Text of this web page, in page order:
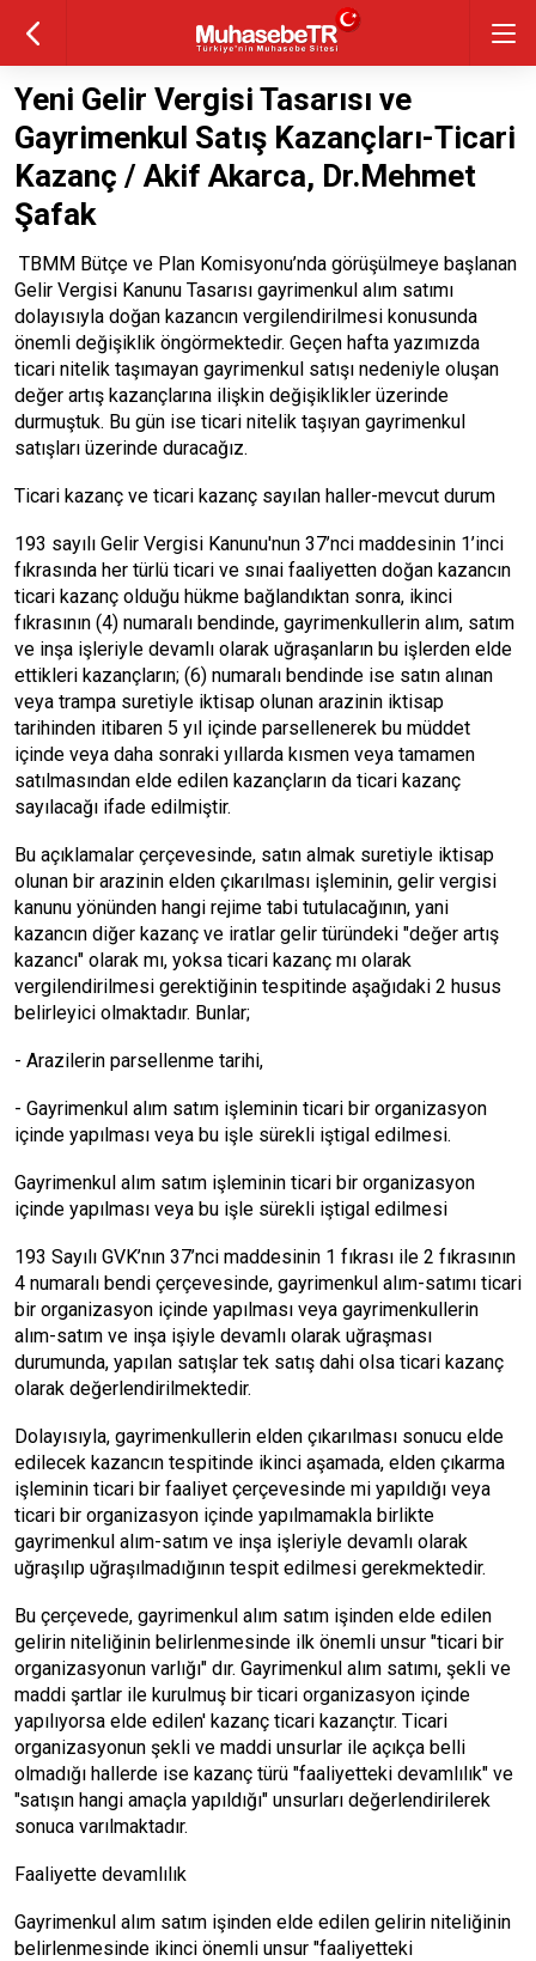
Yeni Gelir Vergisi Tasarısı ve
Gayrimenkul Satış Kazançları-Ticari
Kazanç / Akif Akarca, Dr.Mehmet
Şafak
TBMM Bütçe ve Plan Komisyonu’nda görüşülmeye başlanan
Gelir Vergisi Kanunu Tasarısı gayrimenkul alım satımı
dolayısıyla doğan kazancın vergilendirilmesi konusunda
önemli değişiklik öngörmektedir. Geçen hafta yazımızda
ticari nitelik taşımayan gayrimenkul satışı nedeniyle oluşan
değer artış kazançlarına ilişkin değişiklikler üzerinde
durmuştuk. Bu gün ise ticari nitelik taşıyan gayrimenkul
satışları üzerinde duracağız.
Ticari kazanç ve ticari kazanç sayılan haller-mevcut durum
193 sayılı Gelir Vergisi Kanunu'nun 37’nci maddesinin 1’inci
fıkrasında her türlü ticari ve sınai faaliyetten doğan kazancın
ticari kazanç olduğu hükme bağlandıktan sonra, ikinci
fıkrasının (4) numaralı bendinde, gayrimenkullerin alım, satım
ve inşa işleriyle devamlı olarak uğraşanların bu işlerden elde
ettikleri kazançların; (6) numaralı bendinde ise satın alınan
veya trampa suretiyle iktisap olunan arazinin iktisap
tarihinden itibaren 5 yıl içinde parsellenerek bu müddet
içinde veya daha sonraki yıllarda kısmen veya tamamen
satılmasından elde edilen kazançların da ticari kazanç
sayılacağı ifade edilmiştir.
Bu açıklamalar çerçevesinde, satın almak suretiyle iktisap
olunan bir arazinin elden çıkarılması işleminin, gelir vergisi
kanunu yönünden hangi rejime tabi tutulacağının, yani
kazancın diğer kazanç ve iratlar gelir türündeki "değer artış
kazancı" olarak mı, yoksa ticari kazanç mı olarak
vergilendirilmesi gerektiğinin tespitinde aşağıdaki 2 husus
belirleyici olmaktadır. Bunlar;
- Arazilerin parsellenme tarihi,
- Gayrimenkul alım satım işleminin ticari bir organizasyon
içinde yapılması veya bu işle sürekli iştigal edilmesi.
Gayrimenkul alım satım işleminin ticari bir organizasyon
içinde yapılması veya bu işle sürekli iştigal edilmesi
193 Sayılı GVK’nın 37’nci maddesinin 1 fıkrası ile 2 fıkrasının
4 numaralı bendi çerçevesinde, gayrimenkul alım-satımı ticari
bir organizasyon içinde yapılması veya gayrimenkullerin
alım-satım ve inşa işiyle devamlı olarak uğraşması
durumunda, yapılan satışlar tek satış dahi olsa ticari kazanç
olarak değerlendirilmektedir.
Dolayısıyla, gayrimenkullerin elden çıkarılması sonucu elde
edilecek kazancın tespitinde ikinci aşamada, elden çıkarma
işleminin ticari bir faaliyet çerçevesinde mi yapıldığı veya
ticari bir organizasyon içinde yapılmamakla birlikte
gayrimenkul alım-satım ve inşa işleriyle devamlı olarak
uğraşılıp uğraşılmadığının tespit edilmesi gerekmektedir.
Bu çerçevede, gayrimenkul alım satım işinden elde edilen
gelirin niteliğinin belirlenmesinde ilk önemli unsur "ticari bir
organizasyonun varlığı" dır. Gayrimenkul alım satımı, şekli ve
maddi şartlar ile kurulmuş bir ticari organizasyon içinde
yapılıyorsa elde edilen' kazanç ticari kazançtır. Ticari
organizasyonun şekli ve maddi unsurlar ile açıkça belli
olmadığı hallerde ise kazanç türü "faaliyetteki devamlılık" ve
"satışın hangi amaçla yapıldığı" unsurları değerlendirilerek
sonuca varılmaktadır.
Faaliyette devamlılık
Gayrimenkul alım satım işinden elde edilen gelirin niteliğinin
belirlenmesinde ikinci önemli unsur "faaliyetteki